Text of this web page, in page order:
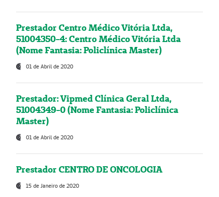
Prestador Centro Médico Vitória Ltda,
51004350-4: Centro Médico Vitória Ltda
(Nome Fantasia: Policlínica Master)
01 de Abril de 2020
Prestador: Vipmed Clínica Geral Ltda,
51004349-0 (Nome Fantasia: Policlínica
Master)
01 de Abril de 2020
Prestador CENTRO DE ONCOLOGIA
15 de Janeiro de 2020